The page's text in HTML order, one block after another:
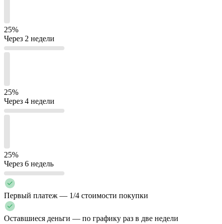
25%
Через 2 недели
25%
Через 4 недели
25%
Через 6 недель
Первый платеж — 1/4 стоимости покупки
Оставшиеся деньги — по графику раз в две недели